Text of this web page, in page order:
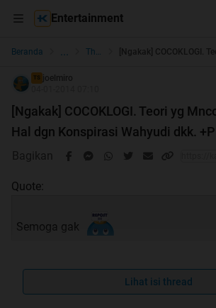
Entertainment
Beranda ... The Lounge
TS joelmiro
[Ngakak] COCOKLOGI. Teori yg
Hal dgn Konspirasi Wahyudi dkk.
Bagikan
Quote:
Semoga gak
Lihat isi thread